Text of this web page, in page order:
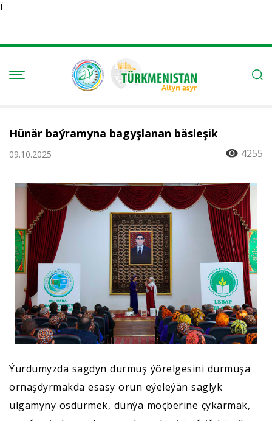
Ï
Hünär baýramyna bagyşlanan bäsleşik
09.10.2025 4255
Ýurdumyzda sagdyn durmuş ýörelgesini durmuşa
ornaşdyrmakda esasy orun eýeleýän saglyk
ulgamyny ösdürmek, dünýä möçberine çykarmak,